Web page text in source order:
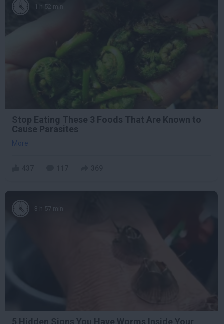
1 h 52 min
Stop Eating These 3 Foods That Are Known to
Cause Parasites
More
3 h 57 min
5 Hidden Signs You Have Worms Inside Your